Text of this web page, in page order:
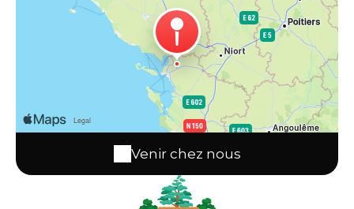
Venir chez nous